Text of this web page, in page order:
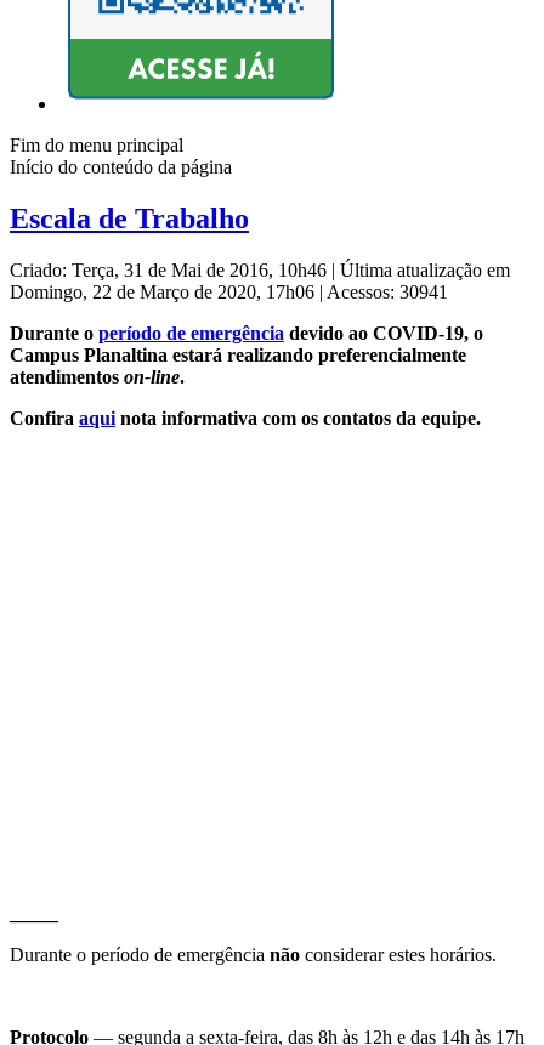
Fim do menu principal
Início do conteúdo da página
Escala de Trabalho
Criado: Terça, 31 de Mai de 2016, 10h46 | Última atualização em
Domingo, 22 de Março de 2020, 17h06 | Acessos: 30941
Durante o período de emergência devido ao COVID-19, o
Campus Planaltina estará realizando preferencialmente
atendimentos on-line.
Confira aqui nota informativa com os contatos da equipe.
Durante o período de emergência não considerar estes horários.
Protocolo — segunda a sexta-feira, das 8h às 12h e das 14h às 17h